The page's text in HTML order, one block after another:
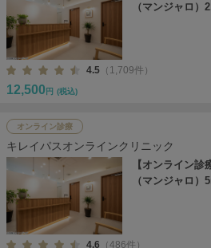
（マンジャロ
4.5 （1,709件）
12,500 円 (税込)
オンライン診療
キレイパスオンラインクリニック
【オンライン
（マンジャロ
4.6 （486件）